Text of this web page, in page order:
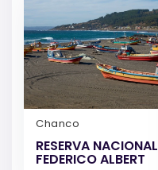
Chanco
RESERVA NACIONAL
FEDERICO ALBERT